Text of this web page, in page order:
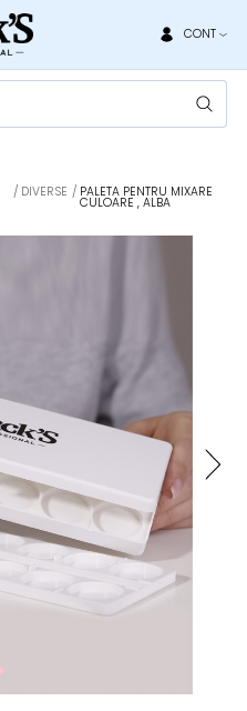
CONT
DIVERSE PALETA PENTRU MIXARE
CULOARE , ALBA